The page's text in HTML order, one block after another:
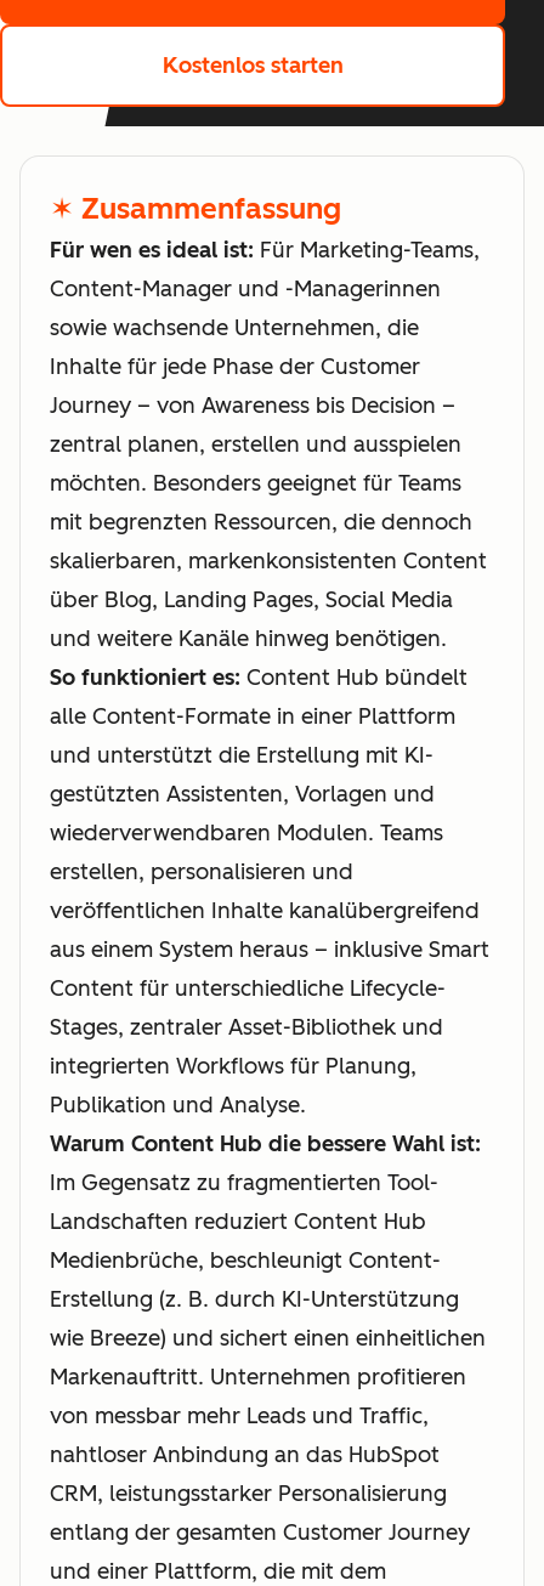
Kostenlos starten
✶ Zusammenfassung
Für wen es ideal ist: Für Marketing-Teams,
Content-Manager und -Managerinnen
sowie wachsende Unternehmen, die
Inhalte für jede Phase der Customer
Journey – von Awareness bis Decision –
zentral planen, erstellen und ausspielen
möchten. Besonders geeignet für Teams
mit begrenzten Ressourcen, die dennoch
skalierbaren, markenkonsistenten Content
über Blog, Landing Pages, Social Media
und weitere Kanäle hinweg benötigen.
So funktioniert es: Content Hub bündelt
alle Content-Formate in einer Plattform
und unterstützt die Erstellung mit KI-
gestützten Assistenten, Vorlagen und
wiederverwendbaren Modulen. Teams
erstellen, personalisieren und
veröffentlichen Inhalte kanalübergreifend
aus einem System heraus – inklusive Smart
Content für unterschiedliche Lifecycle-
Stages, zentraler Asset-Bibliothek und
integrierten Workflows für Planung,
Publikation und Analyse.
Warum Content Hub die bessere Wahl ist:
Im Gegensatz zu fragmentierten Tool-
Landschaften reduziert Content Hub
Medienbrüche, beschleunigt Content-
Erstellung (z. B. durch KI-Unterstützung
wie Breeze) und sichert einen einheitlichen
Markenauftritt. Unternehmen profitieren
von messbar mehr Leads und Traffic,
nahtloser Anbindung an das HubSpot
CRM, leistungsstarker Personalisierung
entlang der gesamten Customer Journey
und einer Plattform, die mit dem